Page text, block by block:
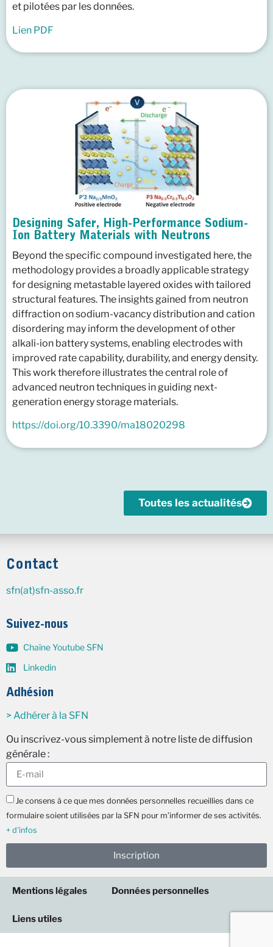
et pilotées par les données.
Lien PDF
Designing Safer, High-Performance Sodium-
Ion Battery Materials with Neutrons
Beyond the specific compound investigated here, the
methodology provides a broadly applicable strategy
for designing metastable layered oxides with tailored
structural features. The insights gained from neutron
diffraction on sodium-vacancy distribution and cation
disordering may inform the development of other
alkali-ion battery systems, enabling electrodes with
improved rate capability, durability, and energy density.
This work therefore illustrates the central role of
advanced neutron techniques in guiding next-
generation energy storage materials.
https://doi.org/10.3390/ma18020298
Toutes les actualités
Contact
sfn(at)sfn-asso.fr
Suivez-nous
Chaîne Youtube SFN
Linkedin
Adhésion
> Adhérer à la SFN
Ou inscrivez-vous simplement à notre liste de diffusion
générale :
Je consens à ce que mes données personnelles recueillies dans ce
formulaire soient utilisées par la SFN pour m’informer de ses activités.
+ d'infos
Inscription
Mentions légales Données personnelles
Liens utiles